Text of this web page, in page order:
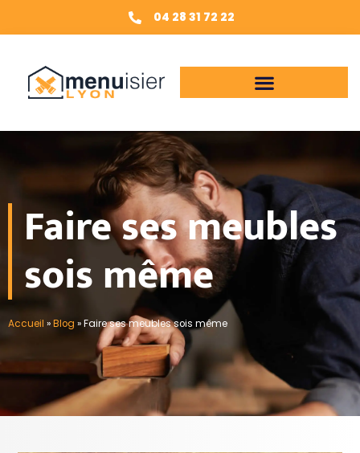
04 28 31 72 22
Faire ses meubles
sois même
Accueil »Blog »Faire ses meubles sois même